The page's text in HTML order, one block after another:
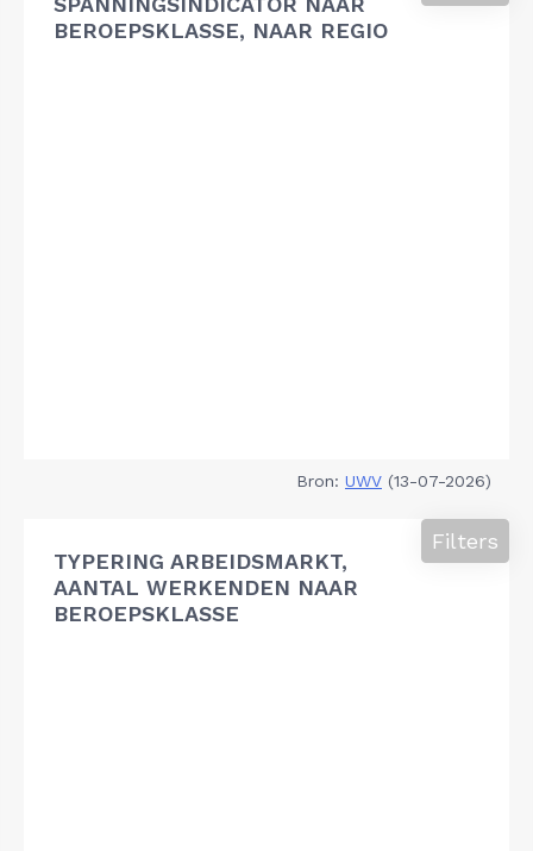
BEROEPSKLASSE, NAAR REGIO
Bron: UWV (13-07-2026)
TYPERING ARBEIDSMARKT,
AANTAL WERKENDEN NAAR
BEROEPSKLASSE
Filters